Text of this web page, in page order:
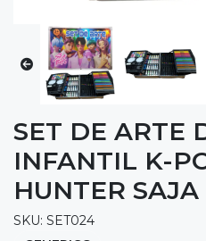
SET DE ARTE
INFANTIL K-
HUNTER SAJA
SKU: SET024